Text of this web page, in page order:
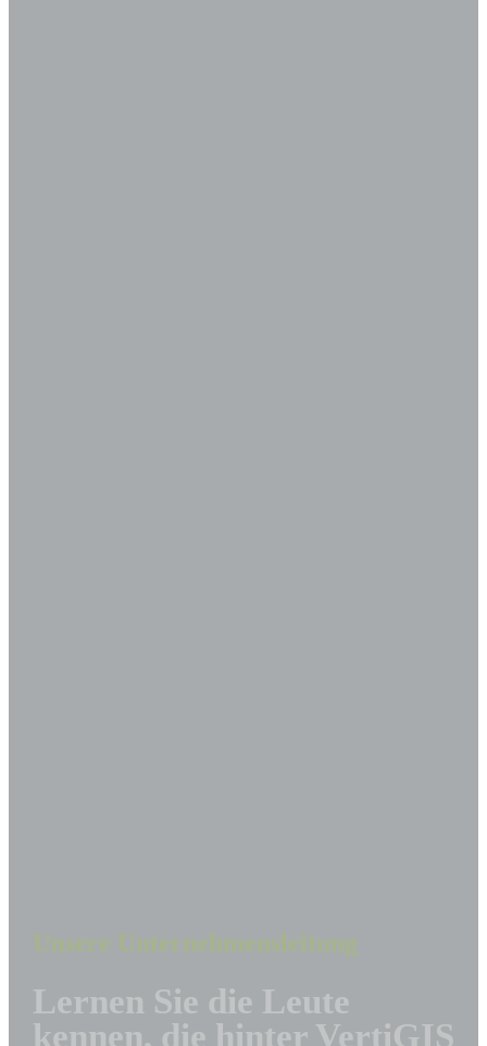
Unsere Unternehmensleitung
Lernen Sie die Leute
kennen, die hinter VertiGIS